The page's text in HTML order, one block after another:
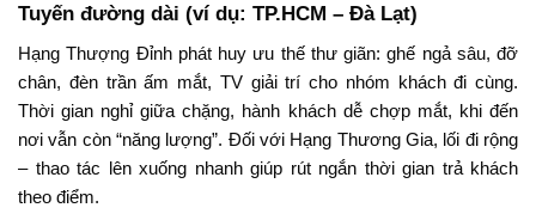
Tuyến đường dài (ví dụ: TP.HCM – Đà Lạt)
Hạng Thượng Đỉnh phát huy ưu thế thư giãn: ghế ngả sâu, đỡ
chân, đèn trần ấm mắt, TV giải trí cho nhóm khách đi cùng.
Thời gian nghỉ giữa chặng, hành khách dễ chợp mắt, khi đến
nơi vẫn còn “năng lượng”. Đối với Hạng Thương Gia, lối đi rộng
– thao tác lên xuống nhanh giúp rút ngắn thời gian trả khách
theo điểm.